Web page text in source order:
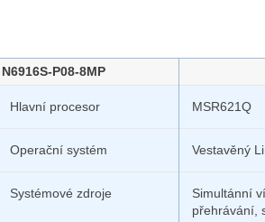
N6916S-P08-8MP
Hlavní procesor MSR621Q
Operační systém Vestavěný
Systémové zdroje
Simultánní
přehrávání,